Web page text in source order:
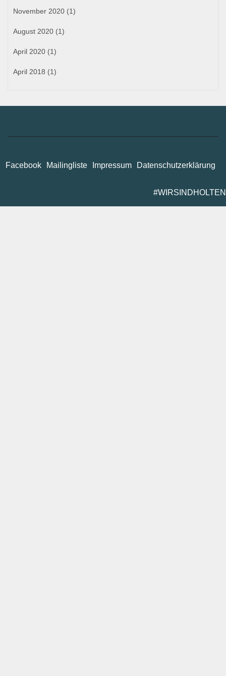
November 2020 (1)
August 2020 (1)
April 2020 (1)
April 2018 (1)
Facebook Mailingliste Impressum Datenschutzerklärung
#WIRSINDHOLTEN